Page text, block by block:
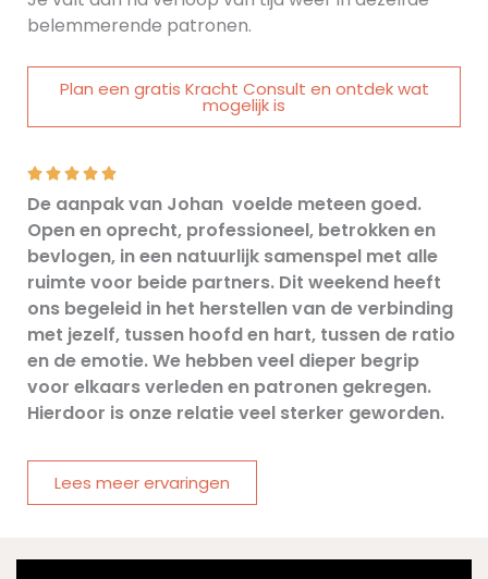
belemmerende patronen.
Plan een gratis Kracht Consult en ontdek wat
mogelijk is
    5
/
5
De aanpak van Johan voelde meteen goed.
Open en oprecht, professioneel, betrokken en
bevlogen, in een natuurlijk samenspel met alle
ruimte voor beide partners. Dit weekend heeft
ons begeleid in het herstellen van de verbinding
met jezelf, tussen hoofd en hart, tussen de ratio
en de emotie. We hebben veel dieper begrip
voor elkaars verleden en patronen gekregen.
Hierdoor is onze relatie veel sterker geworden.
Lees meer ervaringen